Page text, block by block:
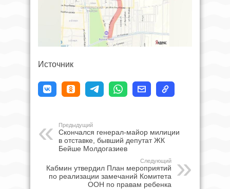
Источник
Предыдущий
Скончался генерал-майор милиции
в отставке, бывший депутат ЖК
Бейше Молдогазиев
Следующий
Кабмин утвердил План мероприятий
по реализации замечаний Комитета
ООН по правам ребенка